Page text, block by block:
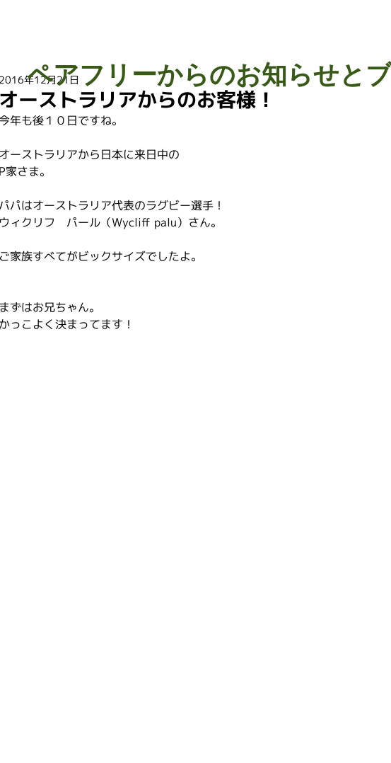
オーストラリアからのお客様！
2016年12月21日
年も後１０日ですね。
オーストラリアから日本に来日中の
P家さま。
パパはオーストラリア代表のラグビー選手！
ウィクリフ　パール（Wycliff palu）さん。
ご家族すべてがビックサイズでしたよ。
まずはお兄ちゃん。
かっこよく決まってます！
ペアフリーからのお知らせとブ